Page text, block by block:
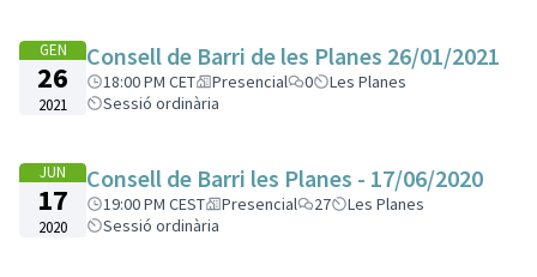
GEN
26
2021
Consell de Barri de les Planes 26/01/2021
18:00 PM CET Presencial 0
Les Planes
Sessió ordinària
JUN
17
2020
Consell de Barri les Planes - 17/06/2020
19:00 PM CEST Presencial 27
Les Planes
Sessió ordinària